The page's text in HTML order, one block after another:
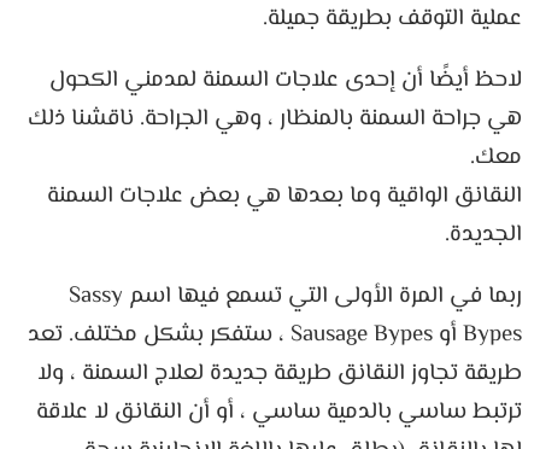
عملية التوقف بطريقة جميلة.
لاحظ أيضًا أن إحدى علاجات السمنة لمدمني الكحول
هي جراحة السمنة بالمنظار ، وهي الجراحة. ناقشنا ذلك
معك.
النقانق الواقية وما بعدها هي بعض علاجات السمنة
الجديدة.
ربما في المرة الأولى التي تسمع فيها اسم Sassy
Bypes أو Sausage Bypes ، ستفكر بشكل مختلف. تعد
طريقة تجاوز النقانق طريقة جديدة لعلاج السمنة ، ولا
ترتبط ساسي بالدمية ساسي ، أو أن النقانق لا علاقة